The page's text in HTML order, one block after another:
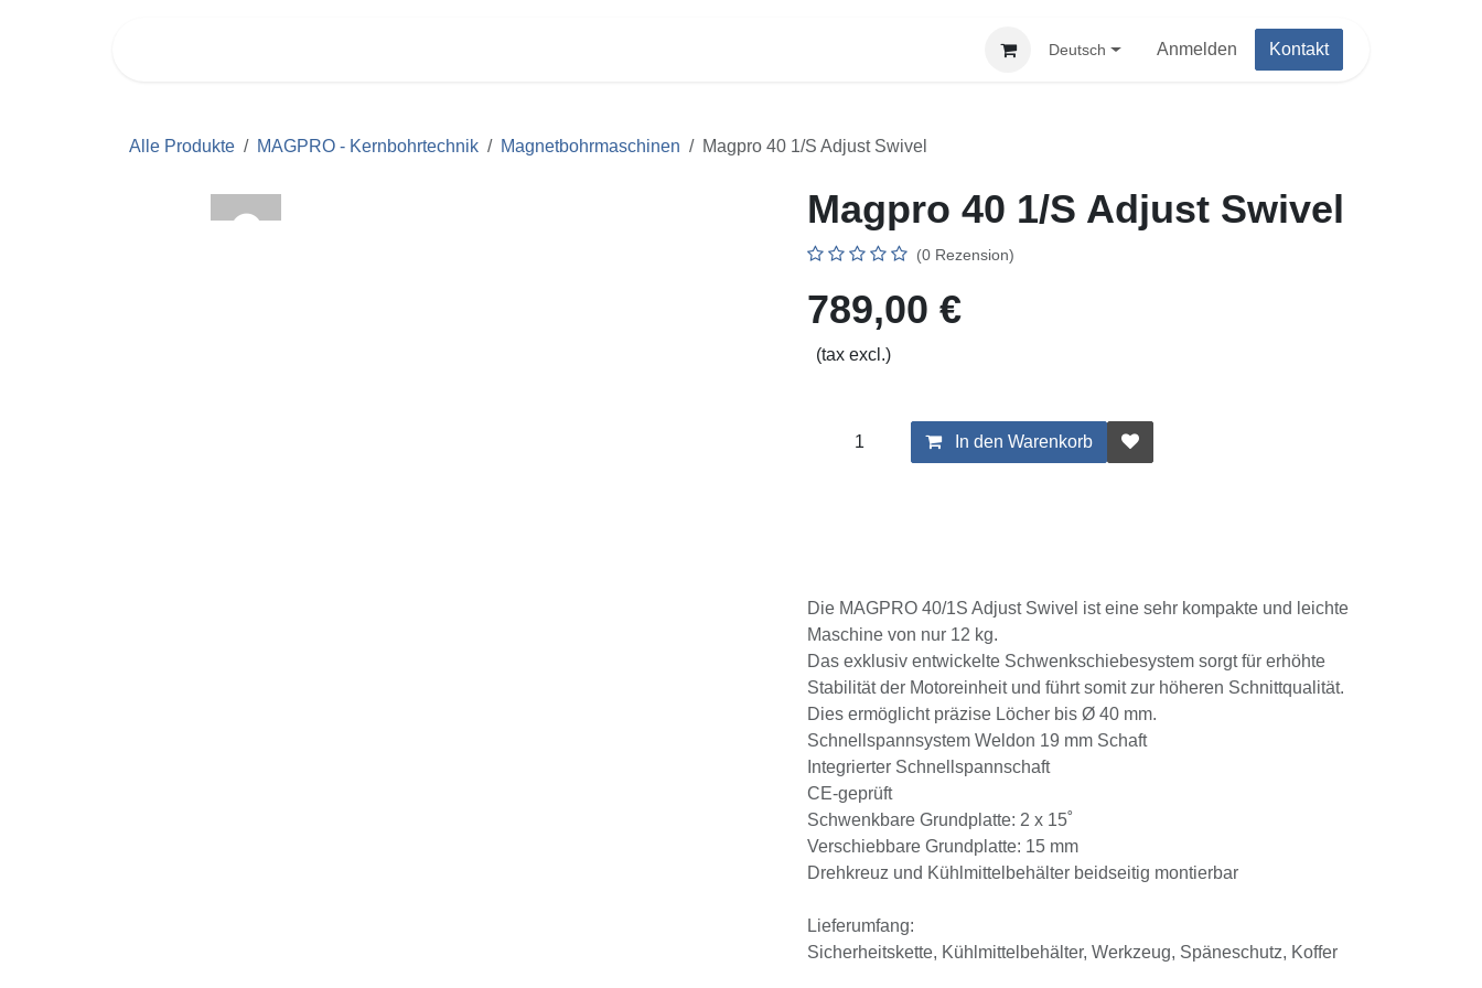
Deutsch Anmelden Kontakt
Alle Produkte MAGPRO - Kernbohrtechnik Magnetbohrmaschinen Magpro 40 1/S Adjust Swivel
Magpro 40 1/S Adjust Swivel
(0 Rezension)
789,00€
(tax excl.)
In den Warenkorb
Die MAGPRO 40/1S Adjust Swivel ist eine sehr kompakte und leichte
Maschine von nur 12 kg.
Das exklusiv entwickelte Schwenkschiebesystem sorgt für erhöhte
Stabilität der Motoreinheit und führt somit zur höheren
Schnittqualität.
Dies ermöglicht präzise Löcher bis Ø 40 mm.
Schnellspannsystem Weldon 19 mm Schaft
Integrierter Schnellspannschaft
CE-geprüft
Schwenkbare Grundplatte: 2 x 15˚
Verschiebbare Grundplatte: 15 mm
Lieferumfang: